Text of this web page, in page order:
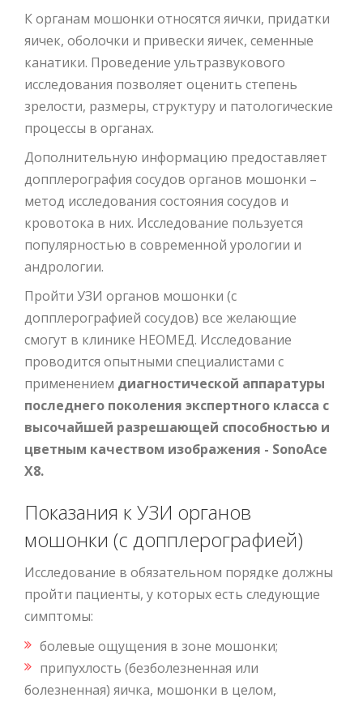
К органам мошонки относятся яички, придатки
яичек, оболочки и привески яичек, семенные
канатики. Проведение ультразвукового
исследования позволяет оценить степень
зрелости, размеры, структуру и патологические
процессы в органах.
Дополнительную информацию предоставляет
допплерография сосудов органов мошонки –
метод исследования состояния сосудов и
кровотока в них. Исследование пользуется
популярностью в современной урологии и
андрологии.
Пройти УЗИ органов мошонки (с
допплерографией сосудов) все желающие
смогут в клинике НЕОМЕД. Исследование
проводится опытными специалистами с
применением диагностической аппаратуры
последнего поколения экспертного класса с
высочайшей разрешающей способностью и
цветным качеством изображения - SonoAce
X8.
Показания к УЗИ органов
мошонки (с допплерографией)
Исследование в обязательном порядке должны
пройти пациенты, у которых есть следующие
симптомы:
болевые ощущения в зоне мошонки;
припухлость (безболезненная или
болезненная) яичка, мошонки в целом,